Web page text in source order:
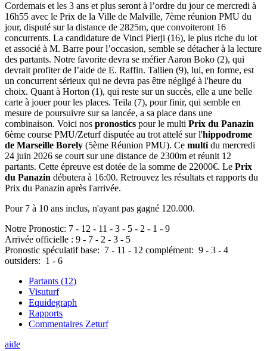
Cordemais et les 3 ans et plus seront à l’ordre du jour ce mercredi à
16h55 avec le Prix de la Ville de Malville, 7ème réunion PMU du
jour, disputé sur la distance de 2825m, que convoiteront 16
concurrents. La candidature de Vinci Pierji (16), le plus riche du lot
et associé à M. Barre pour l’occasion, semble se détacher à la lecture
des partants. Notre favorite devra se méfier Aaron Boko (2), qui
devrait profiter de l’aide de E. Raffin. Tallien (9), lui, en forme, est
un concurrent sérieux qui ne devra pas être négligé à l'heure du
choix. Quant à Horton (1), qui reste sur un succès, elle a une belle
carte à jouer pour les places. Teila (7), pour finir, qui semble en
mesure de poursuivre sur sa lancée, a sa place dans une
combinaison. Voici nos pronostics pour le multi Prix du Panazin
6ème course PMU/Zeturf disputée au trot attelé sur l'hippodrome
de Marseille Borely (5ème Réunion PMU). Ce multi du mercredi
24 juin 2026 se court sur une distance de 2300m et réunit 12
partants. Cette épreuve est dotée de la somme de 22000€. Le Prix
du Panazin débutera à 16:00. Retrouvez les résultats et rapports du
Prix du Panazin après l'arrivée.
Pour 7 à 10 ans inclus, n'ayant pas gagné 120.000.
Notre Pronostic: 7 - 12 - 11 - 3 - 5 - 2 - 1 - 9
Arrivée officielle : 9 - 7 - 2 - 3 - 5
Pronostic spéculatif base: 7 - 11 - 12 complément: 9 - 3 - 4
outsiders: 1 - 6
Partants (12)
Visuturf
Equidegraph
Rapports
Commentaires Zeturf
aide